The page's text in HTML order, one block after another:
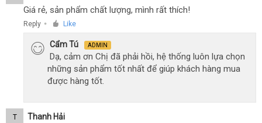
Giá rẻ, sản phẩm chất lượng, mình rất thích!
Reply ● Like
Cẩm Tú ADMIN
Dạ, cảm ơn Chị đã phải hồi, hệ thống luôn lựa chọn
những sản phẩm tốt nhất để giúp khách hàng mua
được hàng tốt.
T Thanh Hải